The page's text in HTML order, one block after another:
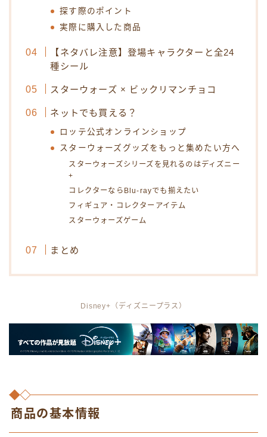
探す際のポイント
実際に購入した商品
【ネタバレ注意】登場キャラクターと全24
種シール
スターウォーズ × ビックリマンチョコ
ネットでも買える？
ロッテ公式オンラインショップ
スターウォーズグッズをもっと集めたい方へ
スターウォーズシリーズを見れるのはディズニー
+
コレクターならBlu-rayでも揃えたい
フィギュア・コレクターアイテム
スターウォーズゲーム
まとめ
Disney+（ディズニープラス）
商品の基本情報